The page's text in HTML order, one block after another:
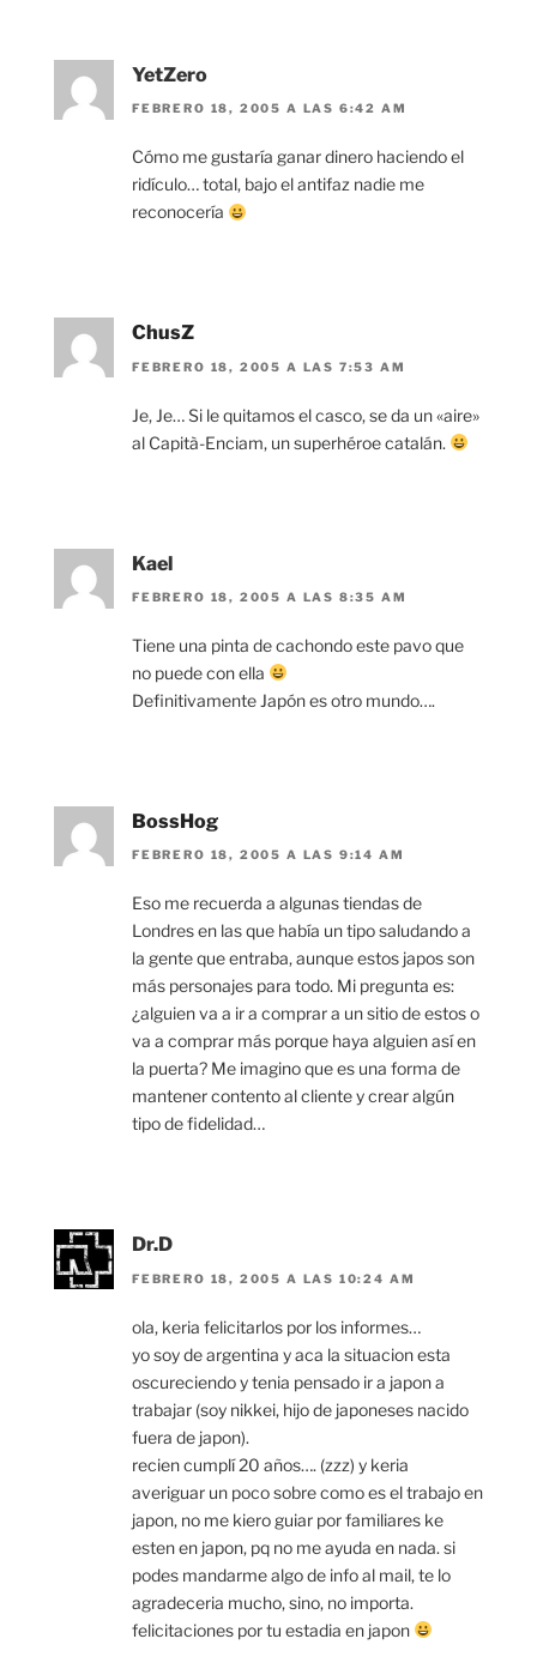
YetZero
FEBRERO 18, 2005 A LAS 6:42 AM
Cómo me gustaría ganar dinero haciendo el
ridículo… total, bajo el antifaz nadie me
reconocería
ChusZ
FEBRERO 18, 2005 A LAS 7:53 AM
Je, Je… Si le quitamos el casco, se da un «aire»
al Capità-Enciam, un superhéroe catalán.
Kael
FEBRERO 18, 2005 A LAS 8:35 AM
Tiene una pinta de cachondo este pavo que
no puede con ella
Definitivamente Japón es otro mundo….
BossHog
FEBRERO 18, 2005 A LAS 9:14 AM
Eso me recuerda a algunas tiendas de
Londres en las que había un tipo saludando a
la gente que entraba, aunque estos japos son
más personajes para todo. Mi pregunta es:
¿alguien va a ir a comprar a un sitio de estos o
va a comprar más porque haya alguien así en
la puerta? Me imagino que es una forma de
mantener contento al cliente y crear algún
tipo de fidelidad…
Dr.D
FEBRERO 18, 2005 A LAS 10:24 AM
ola, keria felicitarlos por los informes…
yo soy de argentina y aca la situacion esta
oscureciendo y tenia pensado ir a japon a
trabajar (soy nikkei, hijo de japoneses nacido
fuera de japon).
recien cumplí 20 años…. (zzz) y keria
averiguar un poco sobre como es el trabajo en
japon, no me kiero guiar por familiares ke
esten en japon, pq no me ayuda en nada. si
podes mandarme algo de info al mail, te lo
agradeceria mucho, sino, no importa.
felicitaciones por tu estadia en japon